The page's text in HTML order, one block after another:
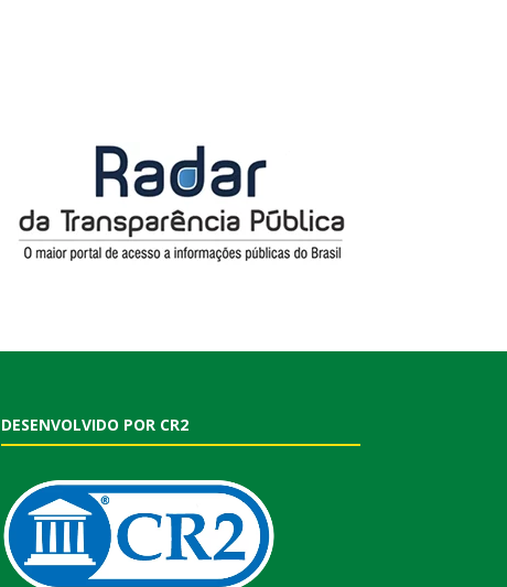
DESENVOLVIDO POR CR2